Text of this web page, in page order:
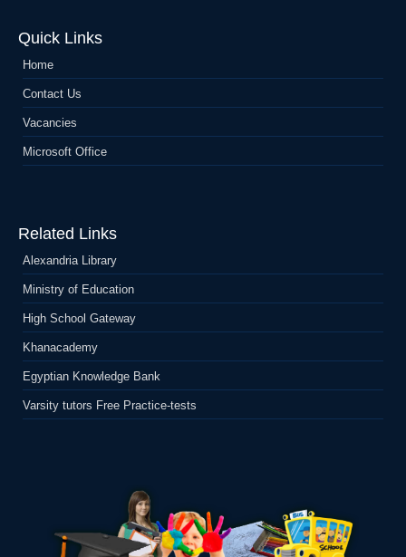
Quick Links
Home
Contact Us
Vacancies
Microsoft Office
Related Links
Alexandria Library
Ministry of Education
High School Gateway
Khanacademy
Egyptian Knowledge Bank
Varsity tutors Free Practice-tests